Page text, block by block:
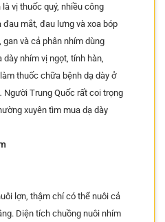
vị thuốc quý, nhiều công
mắt, đau lưng và xoa bóp
và cả phân nhím dùng
nhím vị ngọt, tính hàn,
thuốc chữa bệnh dạ dày ở
Trung Quốc rất coi trọng
xuyên tìm mua dạ dày
lợn, thậm chí có thể nuôi cả
Diện tích chuồng nuôi nhím